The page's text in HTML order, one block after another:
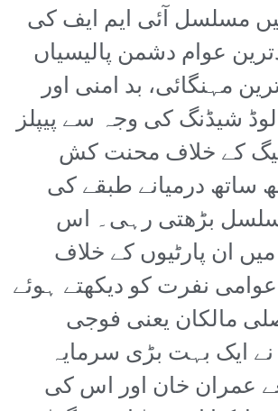
مسلسل آئی ایم ایف کی
عوام دشمن پالیسیاں
مہنگائی، بد امنی اور
شیڈنگ کی وجہ سے پیپلز
لیگ کے خلاف محنت کش
ساتھ درمیانے طبقے کی
بڑھتی رہی۔ اس
ان پارٹیوں کے خلاف
نفرت کو دیکھتے ہوئے
مالکان یعنی فوجی
ایک بہت بڑی سرمایہ
عمران خان اور اس کی